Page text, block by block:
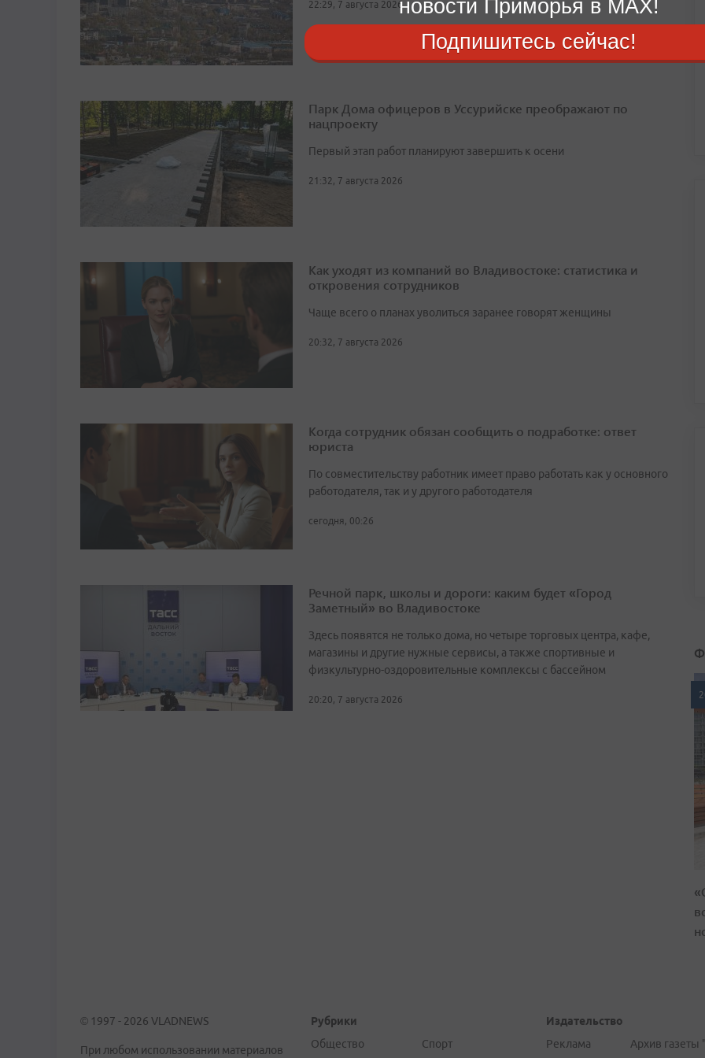
22:29, 7 августа 2026
Парк Дома офицеров в Уссурийске преображают по
нацпроекту
Первый этап работ планируют завершить к осени
21:32, 7 августа 2026
Как уходят из компаний во Владивостоке: статистика и
откровения сотрудников
Чаще всего о планах уволиться заранее говорят женщины
20:32, 7 августа 2026
Когда сотрудник обязан сообщить о подработке: ответ
юриста
По совместительству работник имеет право работать как у основного
работодателя, так и у другого работодателя
сегодня, 00:26
Речной парк, школы и дороги: каким будет «Город
Заметный» во Владивостоке
Здесь появятся не только дома, но четыре торговых центра, кафе,
магазины и другие нужные сервисы, а также спортивные и
физкультурно-оздоровительные комплексы с бассейном
20:20, 7 августа 2026
© 1997 - 2026 VLADNEWS
При любом использовании материалов
Рубрики
Общество
Спорт
Издательство
Реклама
Архив газеты
новости Приморья в MAX!
Подпишитесь сейчас!